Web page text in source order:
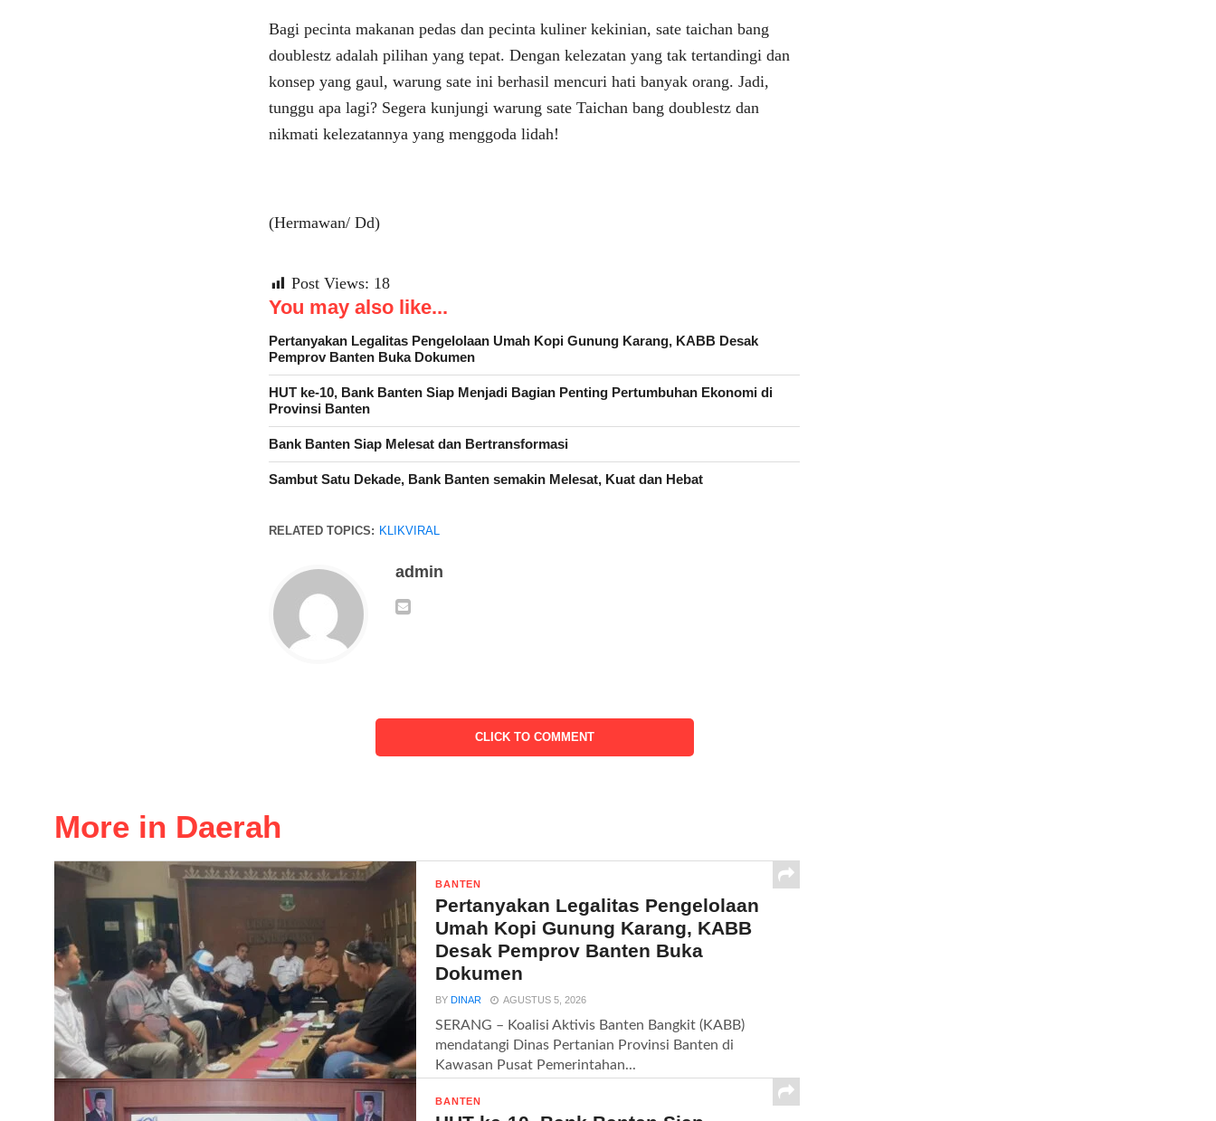
Bagi pecinta makanan pedas dan pecinta kuliner kekinian, sate taichan bang
doublestz adalah pilihan yang tepat. Dengan kelezatan yang tak tertandingi dan
konsep yang gaul, warung sate ini berhasil mencuri hati banyak orang. Jadi,
tunggu apa lagi? Segera kunjungi warung sate Taichan bang doublestz dan
nikmati kelezatannya yang menggoda lidah!
(Hermawan/ Dd)
Post Views: 18
You may also like...
Pertanyakan Legalitas Pengelolaan Umah Kopi Gunung Karang, KABB Desak
Pemprov Banten Buka Dokumen
HUT ke-10, Bank Banten Siap Menjadi Bagian Penting Pertumbuhan Ekonomi di
Provinsi Banten
Bank Banten Siap Melesat dan Bertransformasi
Sambut Satu Dekade, Bank Banten semakin Melesat, Kuat dan Hebat
RELATED TOPICS: KLIKVIRAL
admin
CLICK TO COMMENT
More in Daerah
BANTEN
Pertanyakan Legalitas Pengelolaan
Umah Kopi Gunung Karang, KABB
Desak Pemprov Banten Buka
Dokumen
BY DINAR AGUSTUS 5, 2026
SERANG – Koalisi Aktivis Banten Bangkit (KABB)
mendatangi Dinas Pertanian Provinsi Banten di
Kawasan Pusat Pemerintahan...
BANTEN